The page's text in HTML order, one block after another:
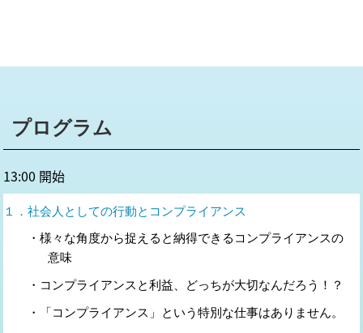
プログラム
13:00 開始
１．社会人としての行動とコンプライアンス
・様々な角度から捉えると納得できるコンプライアンスの
意味
・コンプライアンスと利益、どっちが大切なんだろう！？
・「コンプライアンス」という特別な仕事はありません。